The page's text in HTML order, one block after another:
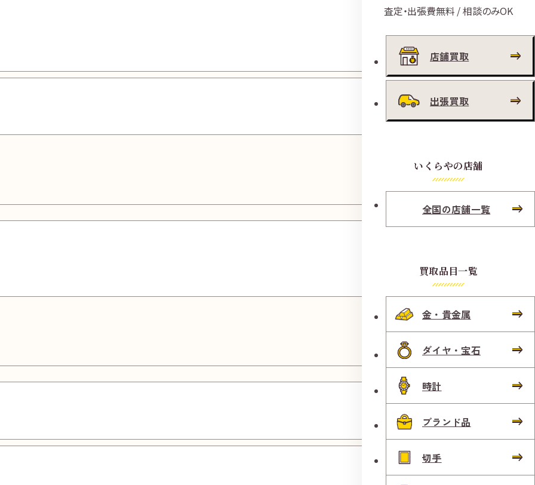
パワー
乃木店
岡山あ
広島草
フレス
タ瀬戸
査定・出張費無料 / 相談のみOK
店舗買取
出張買取
いくらやの店舗
全国の店舗一覧
買取品目一覧
金・貴金属
ダイヤ・宝石
時計
ブランド品
切手